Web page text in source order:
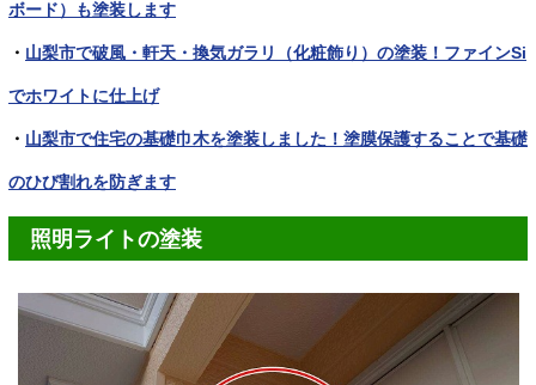
ボード）も塗装します
・ 山梨市で破風・軒天・換気ガラリ（化粧飾り）の塗装！ファインSi
でホワイトに仕上げ
・ 山梨市で住宅の基礎巾木を塗装しました！塗膜保護することで基礎
のひび割れを防ぎます
照明ライトの塗装